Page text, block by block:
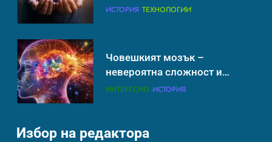
борим с глобалното
ИСТОРИЯ ТЕХНОЛОГИИ
Човешкият мозък –
невероятна сложност и
възможност
ИНТЕРЕСНО ИСТОРИЯ
Ритуали от други култури,
Избор на редактора